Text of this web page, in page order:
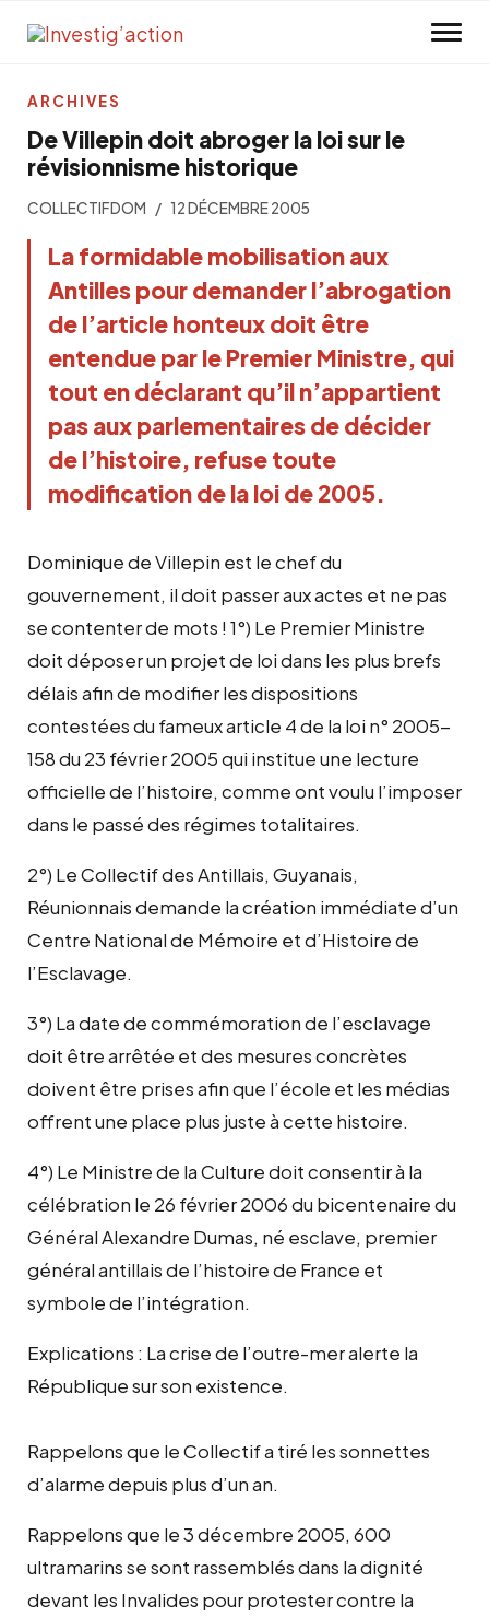
De Villepin doit abroger la loi sur le
révisionnisme historique
COLLECTIFDOM 12 DÉCEMBRE 2005
La formidable mobilisation aux
Antilles pour demander l’abrogation
de l’article honteux doit être
entendue par le Premier Ministre, qui
tout en déclarant qu’il n’appartient
pas aux parlementaires de décider
de l’histoire, refuse toute
modification de la loi de 2005.
Dominique de Villepin est le chef du
gouvernement, il doit passer aux actes et ne pas
se contenter de mots ! 1°) Le Premier Ministre
doit déposer un projet de loi dans les plus brefs
délais afin de modifier les dispositions
contestées du fameux article 4 de la loi n° 2005-
158 du 23 février 2005 qui institue une lecture
officielle de l’histoire, comme ont voulu l’imposer
dans le passé des régimes totalitaires.
2°) Le Collectif des Antillais, Guyanais,
Réunionnais demande la création immédiate d’un
Centre National de Mémoire et d’Histoire de
l’Esclavage.
3°) La date de commémoration de l’esclavage
doit être arrêtée et des mesures concrètes
doivent être prises afin que l’école et les médias
offrent une place plus juste à cette histoire.
4°) Le Ministre de la Culture doit consentir à la
célébration le 26 février 2006 du bicentenaire du
Général Alexandre Dumas, né esclave, premier
général antillais de l’histoire de France et
symbole de l’intégration.
Explications : La crise de l’outre-mer alerte la
République sur son existence.
Rappelons que le Collectif a tiré les sonnettes
d’alarme depuis plus d’un an.
Rappelons que le 3 décembre 2005, 600
ultramarins se sont rassemblés dans la dignité
devant les Invalides pour protester contre la
ARCHIVES